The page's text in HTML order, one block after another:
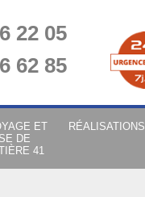
22 05
62 85
ET
DE
41
RÉALISATIONS